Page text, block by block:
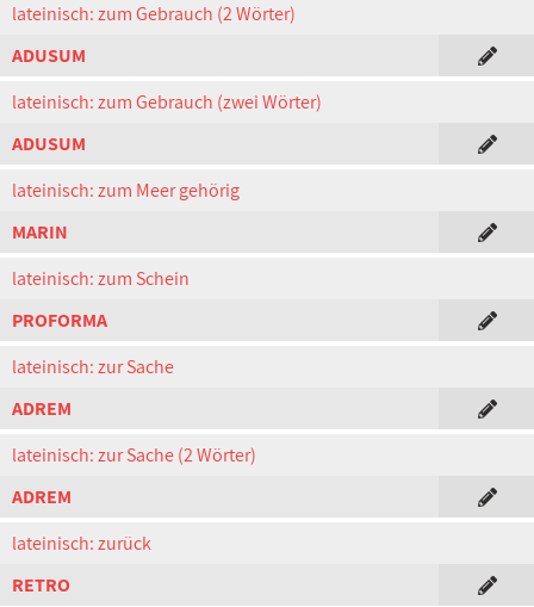
lateinisch: zum Gebrauch (2 Wörter)
ADUSUM
lateinisch: zum Gebrauch (zwei Wörter)
ADUSUM
lateinisch: zum Meer gehörig
MARIN
lateinisch: zum Schein
PROFORMA
lateinisch: zur Sache
ADREM
lateinisch: zur Sache (2 Wörter)
ADREM
lateinisch: zurück
RETRO